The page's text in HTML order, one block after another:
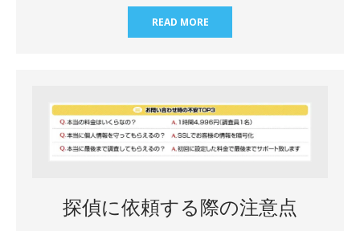
READ MORE
探偵に依頼する際の注意点